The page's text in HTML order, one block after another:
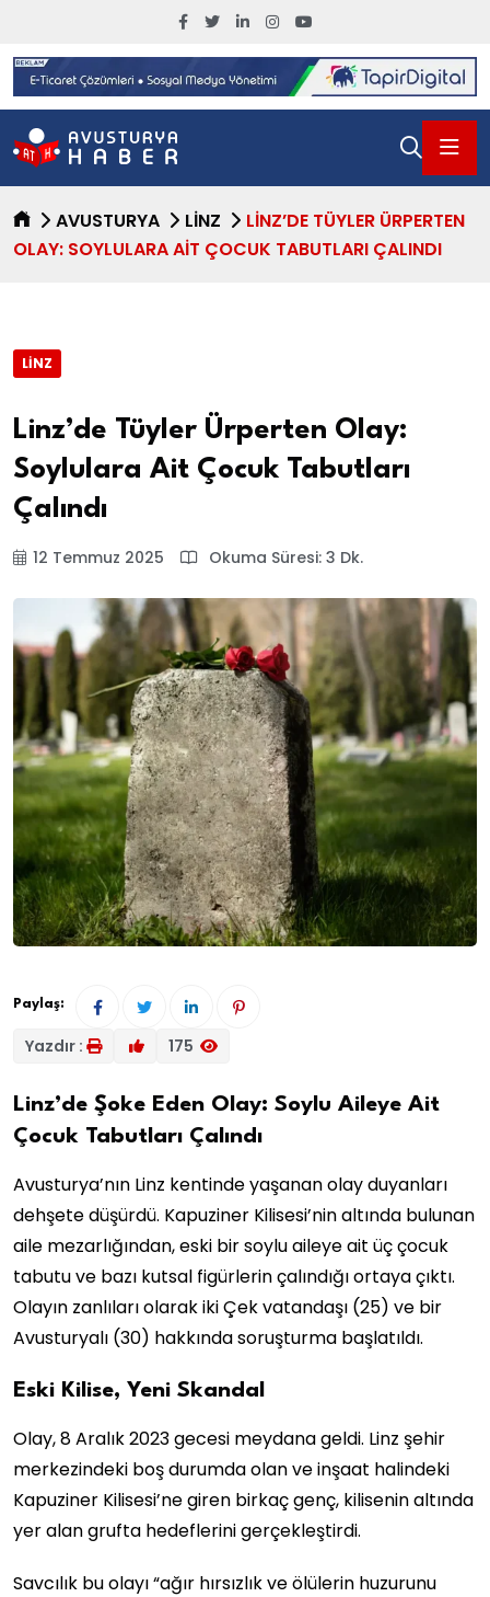
AVUSTURYA LINZ
LINZ’DE TÜYLER ÜRPERTEN
OLAY: SOYLULARA AIT ÇOCUK TABUTLARI ÇALINDI
LINZ
Linz’de Tüyler Ürperten Olay:
Soylulara Ait Çocuk Tabutları
Çalındı
12 Temmuz 2025 Okuma Süresi: 3 Dk.
Paylaş:
Yazdır : 175
Linz’de Şoke Eden Olay: Soylu Aileye Ait
Çocuk Tabutları Çalındı
Avusturya’nın Linz kentinde yaşanan olay duyanları
dehşete düşürdü. Kapuziner Kilisesi’nin altında bulunan
aile mezarlığından, eski bir soylu aileye ait üç çocuk
tabutu ve bazı kutsal figürlerin çalındığı ortaya çıktı.
Olayın zanlıları olarak iki Çek vatandaşı (25) ve bir
Avusturyalı (30) hakkında soruşturma başlatıldı.
Eski Kilise, Yeni Skandal
Olay, 8 Aralık 2023 gecesi meydana geldi. Linz şehir
merkezindeki boş durumda olan ve inşaat halindeki
Kapuziner Kilisesi’ne giren birkaç genç, kilisenin altında
yer alan grufta hedeflerini gerçekleştirdi.
Savcılık bu olayı “ağır hırsızlık ve ölülerin huzurunu